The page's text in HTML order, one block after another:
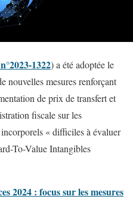
1322) a été adoptée le
nouvelles mesures renforçant
de prix de transfert et
fiscale sur les
« difficiles à évaluer
To-Value Intangibles
2024 : focus sur les mesures